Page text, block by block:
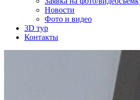
Новости
Фото и видео
3D тур
Контакты